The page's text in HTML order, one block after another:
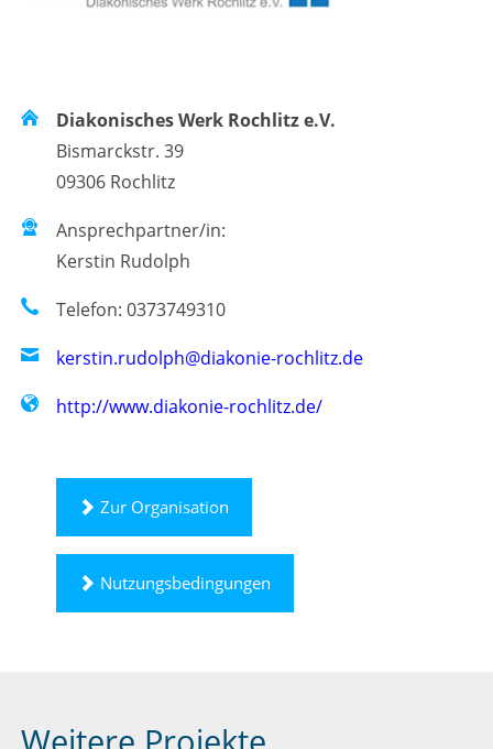
Diakonisches Werk Rochlitz e.V.
Bismarckstr. 39
09306 Rochlitz
Ansprechpartner/in:
Kerstin Rudolph
Telefon: 0373749310
kerstin.rudolph@diakonie-rochlitz.de
http://www.diakonie-rochlitz.de/
Zur Organisation
Nutzungsbedingungen